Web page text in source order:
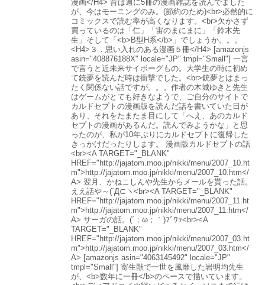
漫画</H4> 昔は週に5冊の漫画雑誌を読んでました
が、今はモーニングのみ。(節約のため)<br>必然的に
コミックスで読む率が高くなります。<br>欠かさず
買っているのは「仁」「宙のまにまに」「鈴木先
生」そして「<b>B型H系</b>」でしょうか。。。
<H4>３．思い入れのある漫画５冊</H4> [amazonjs
asin="408876188X" locale="JP" tmpl="Small"] 一言
で言うと近未来サイボーグもの。大学生の時に初め
て銃夢を読んだ時は衝撃でした。<br>銃夢とはまっ
たく関係ない話ですが。。。作者の木城ゆきと先生
はゲームがとても好きなようで、ご自分のサイトで
カルドセプトの漫画版を読んだ話を書いていた日が
あり、それをたまたま目にして「へえ、あのカルド
セプトの漫画があるんだ。読んでみようかな」と思
ったのが、私が10年ぶりにカルドセプトに復帰した
きっかけだったりします。 漫画版カルドセプトの話
<br><A TARGET="_BLANK"
HREF="http://jajatom.moo.jp/nikki/menu/2007_10.ht
m">http://jajatom.moo.jp/nikki/menu/2007_10.htm</
A> 翌月、かねこしんや先生からメールを貰った話。
ええ話や～(´Д⊂ヽ<br><A TARGET="_BLANK"
HREF="http://jajatom.moo.jp/nikki/menu/2007_11.ht
m">http://jajatom.moo.jp/nikki/menu/2007_11.htm</
A> サーガの話。(´；ω；｀)ﾌﾞﾜｯ<br><A
TARGET="_BLANK"
HREF="http://jajatom.moo.jp/nikki/menu/2007_03.ht
m">http://jajatom.moo.jp/nikki/menu/2007_03.htm</
A> [amazonjs asin="4063145492" locale="JP"
tmpl="Small"] 寄生獣で一世を風靡した岩明均先生
が、<b>数年に一冊</b>のペースで描いています。